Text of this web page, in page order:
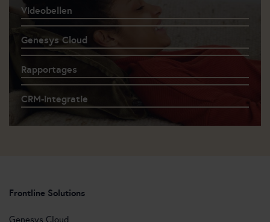
Videobellen
Genesys Cloud
Rapportages
CRM-integratie
Frontline Solutions